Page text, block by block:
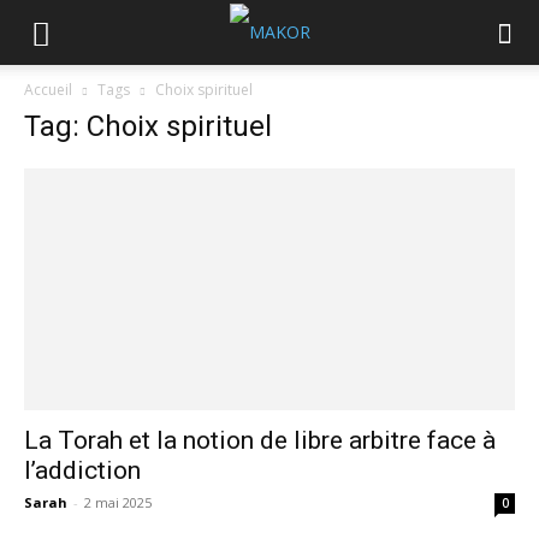
Accueil Tags Choix spirituel
Tag: Choix spirituel
La Torah et la notion de libre arbitre face à
l’addiction
Sarah - 2 mai 2025 0